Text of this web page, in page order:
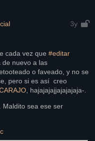
3y
cada vez que #editar
de nuevo a las
o faveado, y no se
pero si es así  creo
, hajajajajjajajajaja-.
Maldito sea ese ser